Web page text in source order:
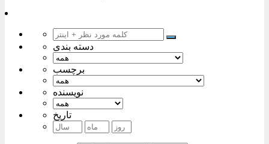
دسته بندی
برچسب
نویسنده
تاریخ